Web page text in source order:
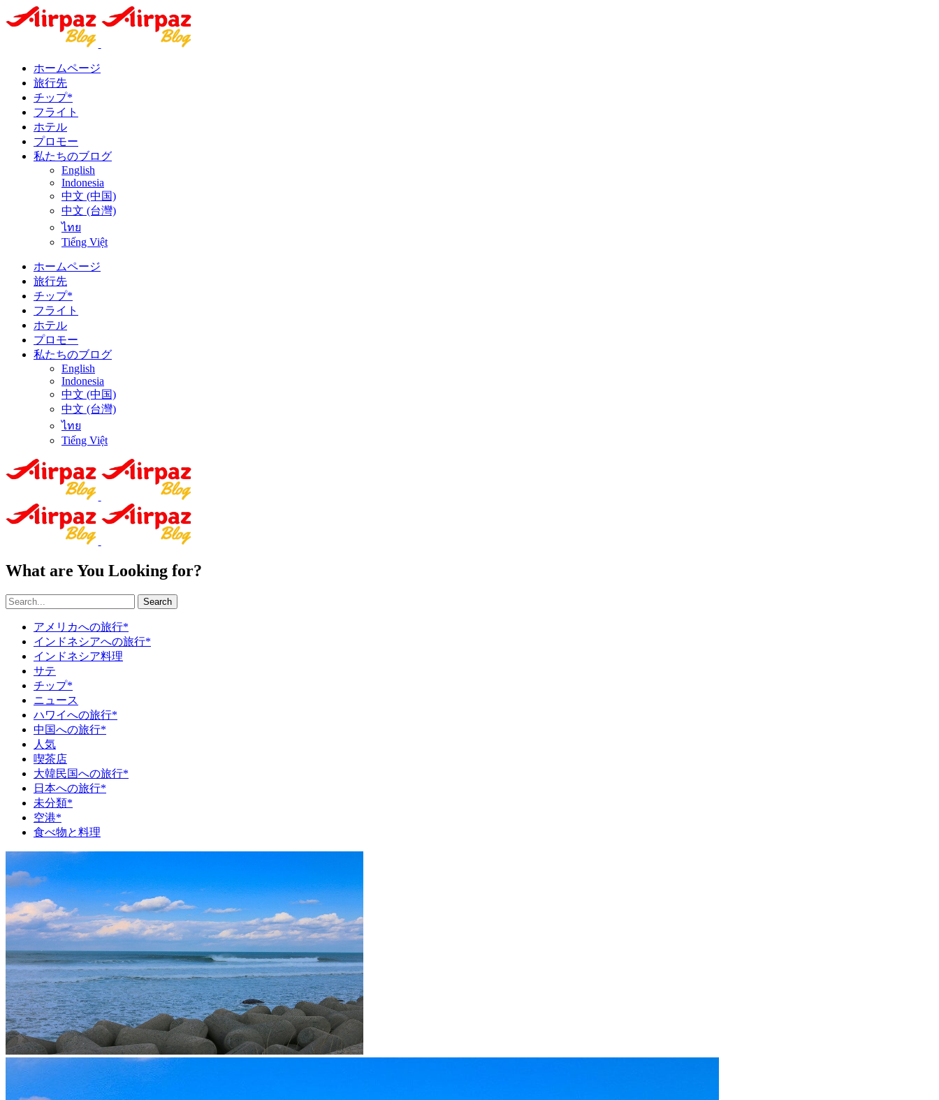
ホームページ
旅行先
チップ*
フライト
ホテル
プロモー
私たちのブログ
English
Indonesia
中文 (中国)
中文 (台灣)
ไทย
Tiếng Việt
ホームページ
旅行先
チップ*
フライト
ホテル
プロモー
私たちのブログ
English
Indonesia
中文 (中国)
中文 (台灣)
ไทย
Tiếng Việt
What are You Looking for?
Search
アメリカへの旅行*
インドネシアへの旅行*
インドネシア料理
サテ
チップ*
ニュース
ハワイへの旅行*
中国への旅行*
人気
喫茶店
大韓民国への旅行*
日本への旅行*
未分類*
空港*
食べ物と料理